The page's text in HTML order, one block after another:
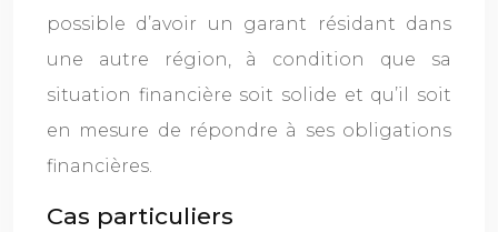
possible d’avoir un garant résidant dans
une autre région, à condition que sa
situation financière soit solide et qu’il soit
en mesure de répondre à ses obligations
financières.
Cas particuliers